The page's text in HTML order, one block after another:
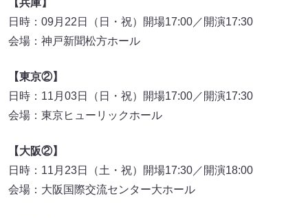
【兵庫】
日時：09月22日（日・祝）開場17:00／開演17:30
会場：神戸新聞松方ホール
【東京②】
日時：11月03日（日・祝）開場17:00／開演17:30
会場：東京ヒューリックホール
【大阪②】
日時：11月23日（土・祝）開場17:30／開演18:00
会場：大阪国際交流センター大ホール